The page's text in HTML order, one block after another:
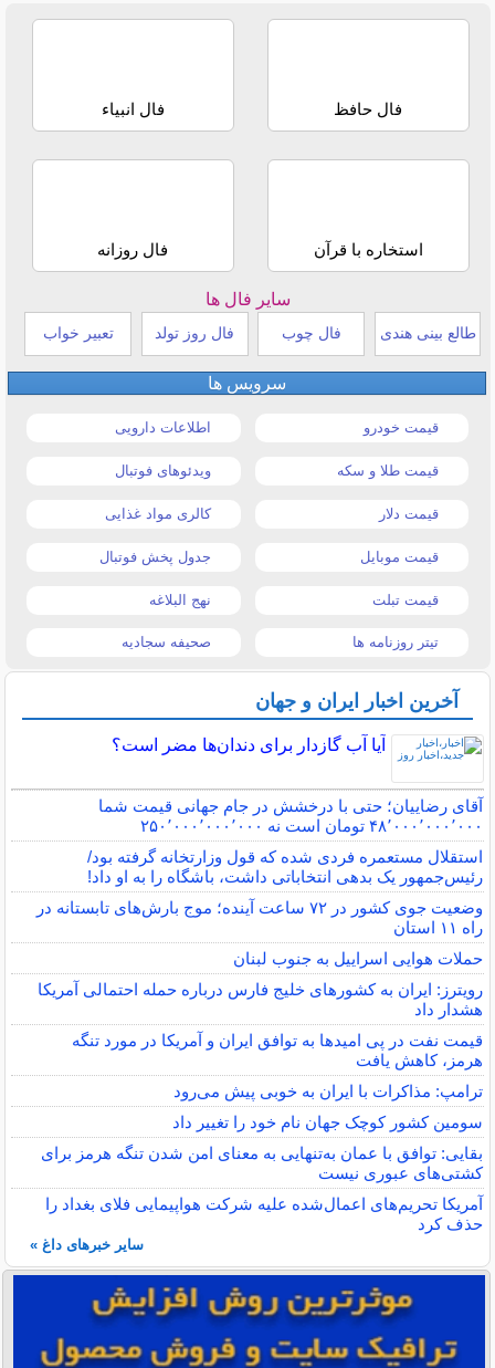
فال حافظ فال انبیاء
استخاره با قرآن فال روزانه
سایر فال ها
طالع بینی هندی فال چوب فال روز تولد تعبیر خواب
سرویس ها
قیمت خودرو اطلاعات دارویی
قیمت طلا و سکه ویدئوهای فوتبال
قیمت دلار کالری مواد غذایی
قیمت موبایل جدول پخش فوتبال
قیمت تبلت نهج البلاغه
تیتر روزنامه ها صحیفه سجادیه
آخرین اخبار ایران و جهان
آیا آب گازدار برای دندان‌ها مضر است؟
آقای رضاییان؛ حتی با درخشش در جام جهانی قیمت شما
۴۸٬۰۰۰٬۰۰۰٬۰۰۰ تومان است نه ۲۵۰٬۰۰۰٬۰۰۰٬۰۰۰
استقلال مستعمره فردی شده که قول وزارتخانه گرفته بود/
رئیس‌جمهور یک بدهی انتخاباتی داشت، باشگاه را به او داد!
وضعیت جوی کشور در ۷۲ ساعت آینده؛ موج بارش‌های تابستانه در
راه ۱۱ استان
حملات هوایی اسراییل به جنوب لبنان
رویترز: ایران به کشورهای خلیج فارس درباره حمله احتمالی آمریکا
هشدار داد
قیمت نفت در پی امیدها به توافق ایران و آمریکا در مورد تنگه
هرمز، کاهش یافت
ترامپ: مذاکرات با ایران به خوبی پیش می‌رود
سومین کشور کوچک جهان نام خود را تغییر داد
بقایی: توافق با عمان به‌تنهایی به معنای امن شدن تنگه هرمز برای
کشتی‌های عبوری نیست
آمریکا تحریم‌های اعمال‌شده علیه شرکت هواپیمایی فلای بغداد را
حذف کرد
سایر خبرهای داغ »